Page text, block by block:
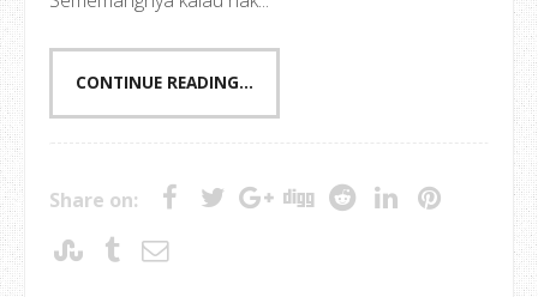
CONTINUE READING...
Share on: